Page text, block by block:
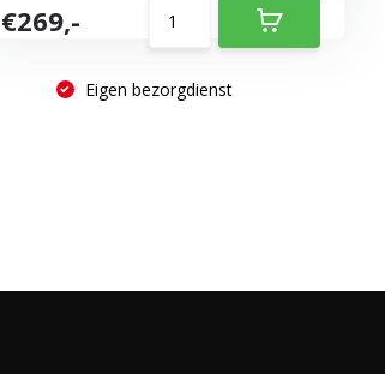
€269,-
Eigen bezorgdienst